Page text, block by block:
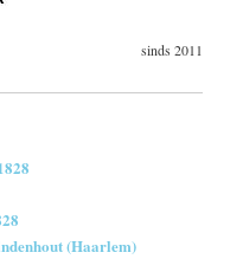
sinds 2011
(Haarlem)